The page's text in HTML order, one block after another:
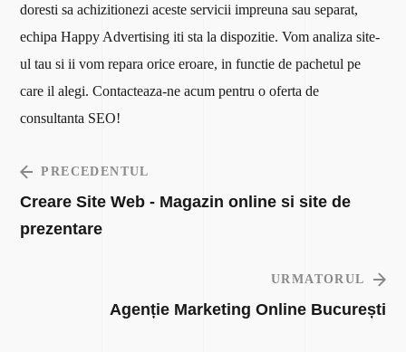
doresti sa achizitionezi aceste servicii impreuna sau separat,
echipa Happy Advertising iti sta la dispozitie. Vom analiza site-
ul tau si ii vom repara orice eroare, in functie de pachetul pe
care il alegi. Contacteaza-ne acum pentru o oferta de
consultanta SEO!
PRECEDENTUL
Creare Site Web - Magazin online si site de
prezentare
URMATORUL
Agenție Marketing Online București